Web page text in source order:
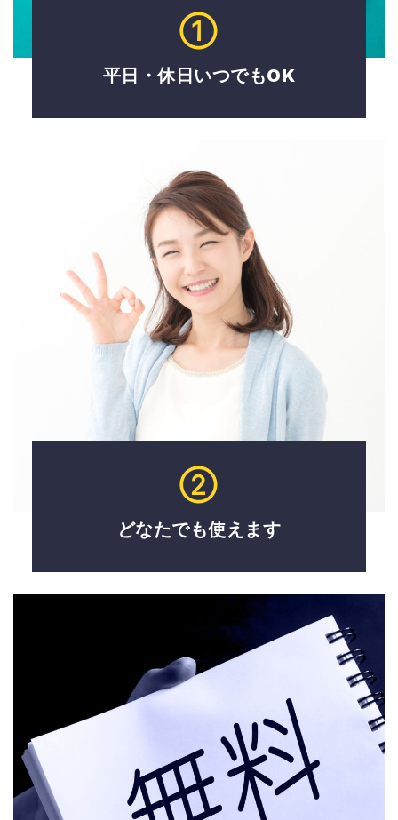
①
平日・休日いつでもOK
②
どなたでも使えます